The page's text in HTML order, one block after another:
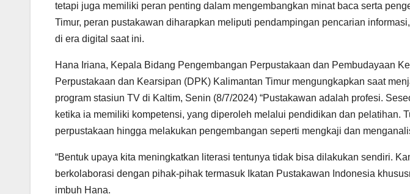
tetapi juga memiliki peran penting dalam mengembangkan minat baca serta
Timur, peran pustakawan diharapkan meliputi pendampingan pencarian
di era digital saat ini.
Hana Iriana, Kepala Bidang Pengembangan Perpustakaan dan Pembudayaan
Perpustakaan dan Kearsipan (DPK) Kalimantan Timur mengungkapkan saat
program stasiun TV di Kaltim, Senin (8/7/2024) “Pustakawan adalah profesi.
ketika ia memiliki kompetensi, yang diperoleh melalui pendidikan dan pelatihan.
perpustakaan hingga melakukan pengembangan seperti mengkaji dan
“Bentuk upaya kita meningkatkan literasi tentunya tidak bisa dilakukan sendiri.
berkolaborasi dengan pihak-pihak termasuk Ikatan Pustakawan Indonesia
imbuh Hana.